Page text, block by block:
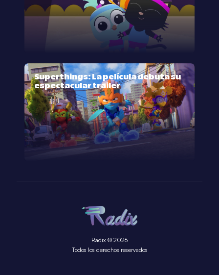
Superthings: La película debuta su
espectacular trailer
Radix © 2026
Todos los derechos reservados